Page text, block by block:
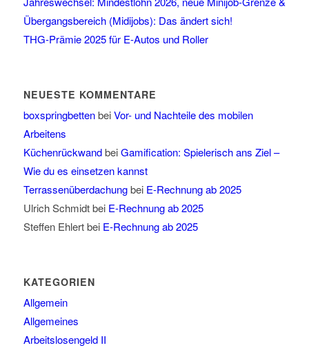
Übergangsbereich (Midijobs): Das ändert sich!
THG-Prämie 2025 für E-Autos und Roller
NEUESTE KOMMENTARE
boxspringbettenbeiVor- und Nachteile des mobilen
Arbeitens
KüchenrückwandbeiGamification: Spielerisch ans Ziel –
Wie du es einsetzen kannst
Terrassenüberdachungbei E-Rechnung ab 2025
Ulrich Schmidtbei E-Rechnung ab 2025
Steffen Ehlertbei E-Rechnung ab 2025
KATEGORIEN
Allgemein
Allgemeines
Arbeitslosengeld II